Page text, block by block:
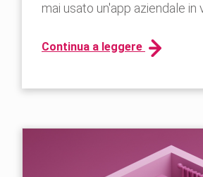
mai usato un'app aziendale in
Continua a leggere